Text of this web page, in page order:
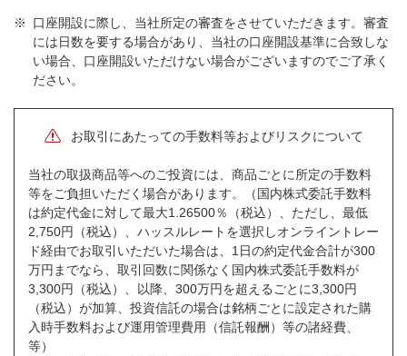
口座開設に際し、当社所定の審査をさせていただきます。審査
には日数を要する場合があり、当社の口座開設基準に合致しな
い場合、口座開設いただけない場合がございますのでご了承く
ださい。
お取引にあたっての手数料等およびリスクについて
当社の取扱商品等へのご投資には、商品ごとに所定の手数料
等をご負担いただく場合があります。（国内株式委託手数料
は約定代金に対して最大1.26500％（税込）、ただし、最低
2,750円（税込）、ハッスルレートを選択しオンライントレー
ド経由でお取引いただいた場合は、1日の約定代金合計が300
万円までなら、取引回数に関係なく国内株式委託手数料が
3,300円（税込）、以降、300万円を超えるごとに3,300円
（税込）が加算、投資信託の場合は銘柄ごとに設定された購
入時手数料および運用管理費用（信託報酬）等の諸経費、
等）